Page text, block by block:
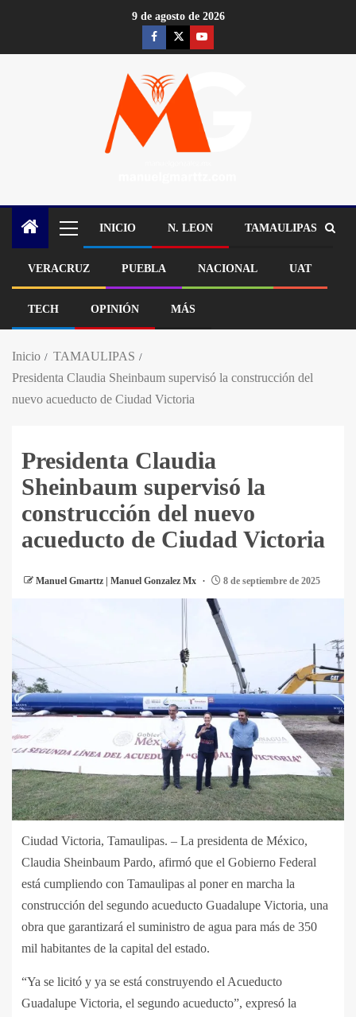
9 de agosto de 2026
INICIO N. LEON TAMAULIPAS
VERACRUZ PUEBLA NACIONAL UAT
TECH OPINIÓN MÁS
Inicio
TAMAULIPAS
Presidenta Claudia Sheinbaum supervisó la construcción del
nuevo acueducto de Ciudad Victoria
Presidenta Claudia
Sheinbaum supervisó la
construcción del nuevo
acueducto de Ciudad Victoria
Manuel Gmarttz | Manuel Gonzalez Mx 8 de septiembre de 2025
Ciudad Victoria, Tamaulipas. – La presidenta de México,
Claudia Sheinbaum Pardo, afirmó que el Gobierno Federal
está cumpliendo con Tamaulipas al poner en marcha la
construcción del segundo acueducto Guadalupe Victoria, una
obra que garantizará el suministro de agua para más de 350
mil habitantes de la capital del estado.
“Ya se licitó y ya se está construyendo el Acueducto
Guadalupe Victoria, el segundo acueducto”, expresó la